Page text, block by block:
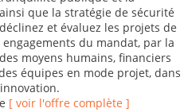
que la stratégie de sécurité
et évaluez les projets de
du mandat, par la
moyens humains, financiers
équipes en mode projet, dans
[ voir l'offre complète ]